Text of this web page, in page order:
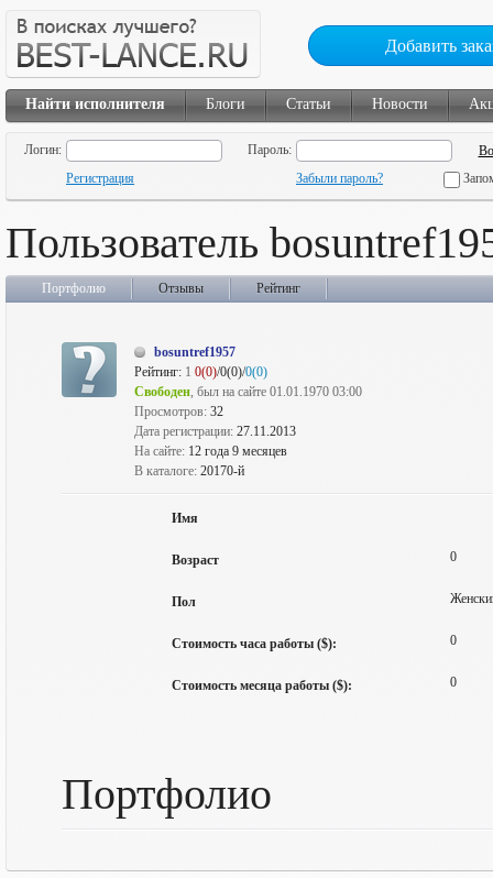
Добавить
Найти исполнителя Блоги Статьи Новости
Логин:
Пароль:
Регистрация
Забыли пароль?
Пользователь
Портфолио Отзывы Рейтинг
bosuntref1957
Рейтинг: 1 0(0)/0(0)/0(0)
Свободен, был на сайте 01.01.1970 03:00
Просмотров: 32
Дата регистрации: 27.11.2013
На сайте: 12 года 9 месяцев
В каталоге: 20170-й
Имя
Возраст 0
Пол
Стоимость часа работы ($): 0
Стоимость месяца работы ($): 0
Портфолио